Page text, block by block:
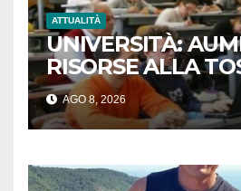
ATTUALITÀ
UNIVERSITÀ:
RISORSE ALLA
OLTRE 720
AD ATENEI
AGO 8, 2026